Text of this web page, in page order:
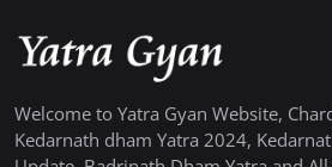
Welcome to Yatra Gyan Website,
Kedarnath dham Yatra 2024,